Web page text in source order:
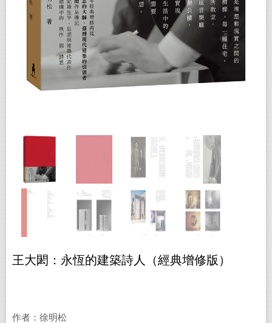
王大閎：永恆的建築詩人（經典增修版）
作者：徐明松